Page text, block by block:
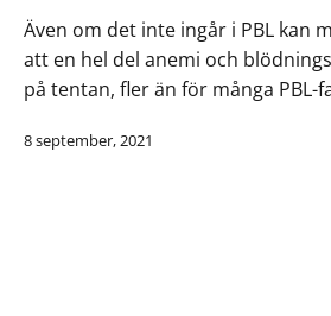
Även om det inte ingår i PBL kan
att en hel del anemi och
på tentan, fler än för många PBL-
8 september, 2021